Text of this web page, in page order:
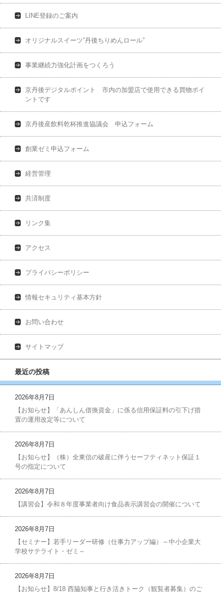
LINE登録のご案内
オリジナルスイーツ”丹後ちりめんロール”
事業継続力強化計画をつくろう
京丹後デジタルポイント 市内の加盟店で使用できる買物ポイ
ントです
京丹後産飲料乾杯推進協議会 申込フォーム
創業ゼミ申込フォーム
経営管理
共済制度
リンク集
アクセス
プライバシーポリシー
情報セキュリティ基本方針
お問い合わせ
サイトマップ
最近の投稿
2026年8月7日
【お知らせ】「あんしん借換資金」に係る信用保証料の引下げ措
置の運用改定等について
2026年8月7日
【お知らせ】（株）全東信の破産に伴うセーフティネット保証１
号の指定について
2026年8月7日
【講習会】令和８年度事業者向け食品表示講習会の開催について
2026年8月7日
【セミナー】若手リーダー研修（仕事力アップ編）～中小企業大
学校サテライト・ゼミ～
2026年8月7日
【お知らせ】8/18 西脇知事と行き活きトーク（観覧者募集）のご